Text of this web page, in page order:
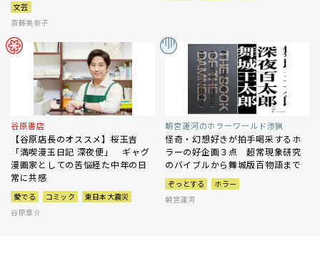
文芸
斎藤美奈子
谷原書店
【谷原店長のオススメ】桜玉吉
「満喫漫玉日記 深夜便」 ギャグ
漫画家としての苦悩経た中年の日
常に共感
愛でる コミック
東日本大震災
谷原章介
朝宮運河のホラーワールド渉猟
怪奇・幻想好きが拍手喝采するホ
ラーの好企画３点 超常現象研究
のバイブルから舞城版百物語まで
ぞっとする
ホラー
朝宮運河